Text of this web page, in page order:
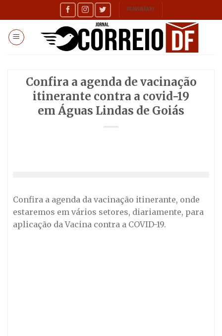
to
content
SEMANÁRIO
Confira a agenda de vacinação
itinerante contra a covid-19
em Águas Lindas de Goiás
Confira a agenda da vacinação itinerante, onde
estaremos em vários setores, diariamente, para
aplicação da Vacina contra a COVID-19.